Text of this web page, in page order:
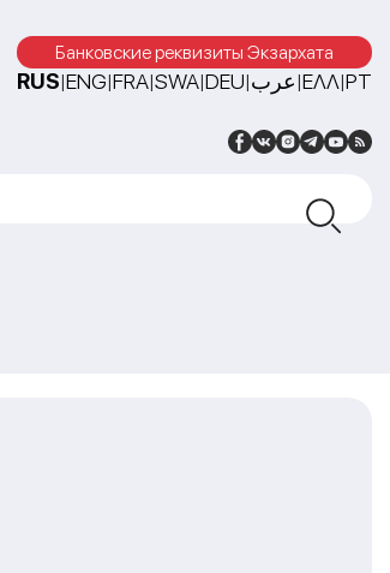
Банковские реквизиты Экзархата
RUS|ENG|FRA|SWA|DEU|عرب|ΕΛΛ|PT